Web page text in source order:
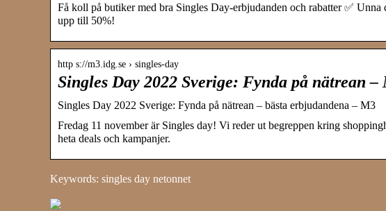
Få koll på butiker med bra Singles Day-erbjudanden och rabatter ✅
upp till 50%!
http s://m3.idg.se › singles-day
Singles Day 2022 Sverige: Fynda på nätrean –
Singles Day 2022 Sverige: Fynda på nätrean – bästa erbjudandena – M3
Fredag 11 november är Singles day! Vi reder ut begreppen kring
heta deals och kampanjer.
Keywords: singles day netonnet